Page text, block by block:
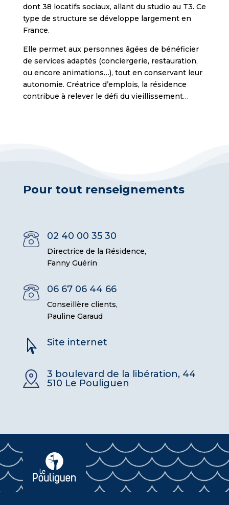
dont 38 locatifs sociaux, allant du studio au T3. Ce
type de structure se développe largement en
France.
Elle permet aux personnes âgées de bénéficier
de services adaptés (conciergerie, restauration,
ou encore animations…), tout en conservant leur
autonomie. Créatrice d’emplois, la résidence
contribue à relever le défi du vieillissement…
Pour tout renseignements
02 40 00 35 30
Directrice de la Résidence,
Fanny Guérin
06 67 06 44 66
Conseillère clients,
Pauline Garaud
 Site internet
3 boulevard de la libération, 44
510 Le Pouliguen